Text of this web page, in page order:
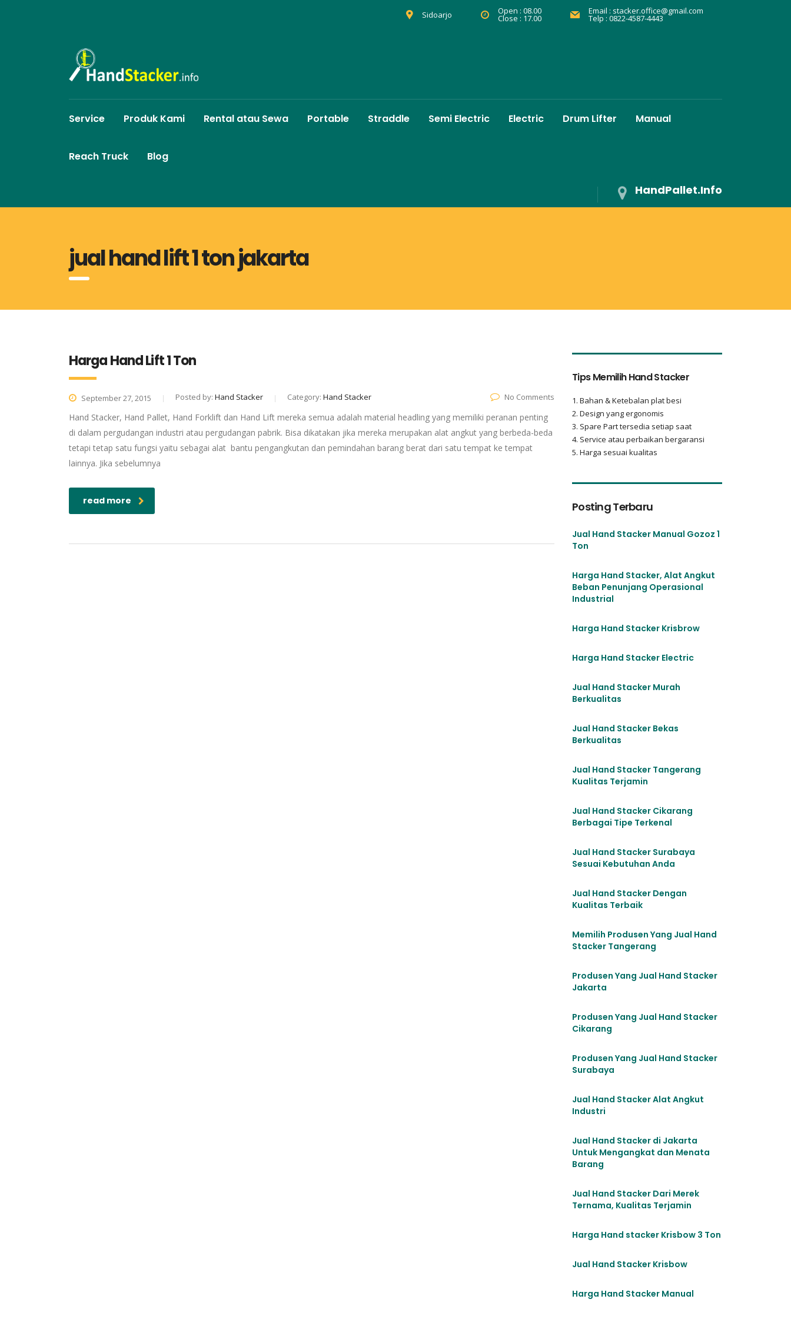
Sidoarjo Open : 08.00
Close : 17.00
Email : stacker.office@gmail.com
Telp : 0822-4587-4443
Service Produk Kami Rental atau Sewa Portable Straddle Semi Electric Electric Drum Lifter Manual
Reach Truck Blog
HandPallet.Info
jual hand lift 1 ton jakarta
Harga Hand Lift 1 Ton
September 27, 2015 Posted by: Hand Stacker Category: Hand Stacker No Comments
Hand Stacker, Hand Pallet, Hand Forklift dan Hand Lift mereka semua adalah material headling yang memiliki peranan penting
di dalam pergudangan industri atau pergudangan pabrik. Bisa dikatakan jika mereka merupakan alat angkut yang berbeda-beda
tetapi tetap satu fungsi yaitu sebagai alat bantu pengangkutan dan pemindahan barang berat dari satu tempat ke tempat
lainnya. Jika sebelumnya
read more
Tips Memilih Hand Stacker
1. Bahan & Ketebalan plat besi
2. Design yang ergonomis
3. Spare Part tersedia setiap saat
4. Service atau perbaikan bergaransi
5. Harga sesuai kualitas
Posting Terbaru
Jual Hand Stacker Manual Gozoz 1
Ton
Harga Hand Stacker, Alat Angkut
Beban Penunjang Operasional
Industrial
Harga Hand Stacker Krisbrow
Harga Hand Stacker Electric
Jual Hand Stacker Murah
Berkualitas
Jual Hand Stacker Bekas
Berkualitas
Jual Hand Stacker Tangerang
Kualitas Terjamin
Jual Hand Stacker Cikarang
Berbagai Tipe Terkenal
Jual Hand Stacker Surabaya
Sesuai Kebutuhan Anda
Jual Hand Stacker Dengan
Kualitas Terbaik
Memilih Produsen Yang Jual Hand
Stacker Tangerang
Produsen Yang Jual Hand Stacker
Jakarta
Produsen Yang Jual Hand Stacker
Cikarang
Produsen Yang Jual Hand Stacker
Surabaya
Jual Hand Stacker Alat Angkut
Industri
Jual Hand Stacker di Jakarta
Untuk Mengangkat dan Menata
Barang
Jual Hand Stacker Dari Merek
Ternama, Kualitas Terjamin
Harga Hand stacker Krisbow 3 Ton
Jual Hand Stacker Krisbow
Harga Hand Stacker Manual